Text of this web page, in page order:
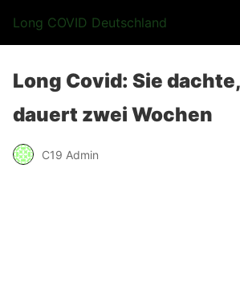
Long COVID Deutschland
Long Covid: Sie
dauert zwei Wochen
C19 Admin